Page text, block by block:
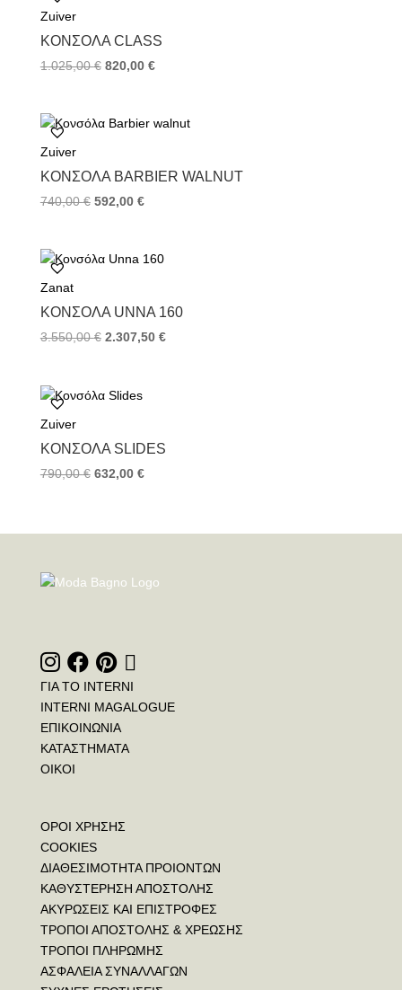
Zuiver
ΚΟΝΣΌΛΑ CLASS
1.025,00€ 820,00 €
Zuiver
ΚΟΝΣΌΛΑ BARBIER WALNUT
740,00€ 592,00 €
Zanat
ΚΟΝΣΌΛΑ UNNA 160
3.550,00€ 2.307,50 €
Zuiver
ΚΟΝΣΌΛΑ SLIDES
790,00€ 632,00 €
ΓΙΑ ΤΟ INTERNI
INTERNI MAGALOGUE
ΕΠΙΚΟΙΝΩΝΙΑ
ΚΑΤΑΣΤΗΜΑΤΑ
ΟΙΚΟΙ
ΟΡΟΙ ΧΡΗΣΗΣ
COOKIES
ΔΙΑΘΕΣΙΜΟΤΗΤΑ ΠΡΟΙΟΝΤΩΝ
ΚΑΘΥΣΤΕΡΗΣΗ ΑΠΟΣΤΟΛΗΣ
ΑΚΥΡΩΣΕΙΣ ΚΑΙ ΕΠΙΣΤΡΟΦΕΣ
ΤΡΟΠΟΙ ΑΠΟΣΤΟΛΗΣ & ΧΡΕΩΣΗΣ
ΤΡΟΠΟΙ ΠΛΗΡΩΜΗΣ
ΑΣΦΑΛΕΙΑ ΣΥΝΑΛΛΑΓΩΝ